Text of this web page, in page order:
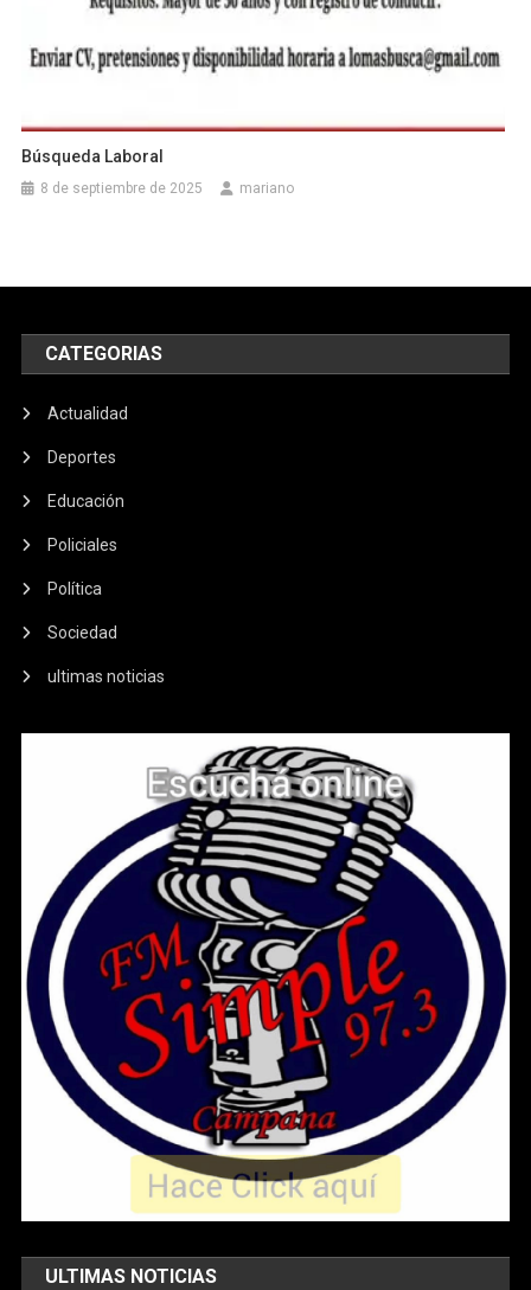
Búsqueda Laboral
8 de septiembre de 2025 mariano
CATEGORIAS
Actualidad
Deportes
Educación
Policiales
Política
Sociedad
ultimas noticias
ULTIMAS NOTICIAS